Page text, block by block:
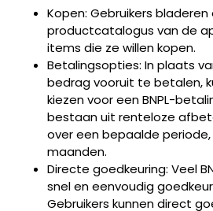
Kopen: Gebruikers
productcatalogus van de
items die ze willen kopen.
Betalingsopties: In plaats
bedrag vooruit te betalen,
kiezen voor een BNPL-
bestaan uit renteloze
over een bepaalde
maanden.
Directe goedkeuring: Veel
snel en eenvoudig
Gebruikers kunnen direct